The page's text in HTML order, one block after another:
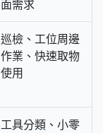
面需求
巡檢、工位周邊
作業、快速取物
使用
工具分類、小零